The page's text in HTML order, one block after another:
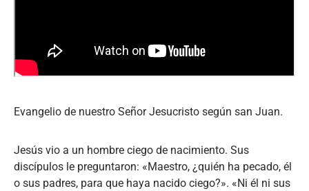
Evangelio de nuestro Señor Jesucristo según san Juan.
Jesús vio a un hombre ciego de nacimiento. Sus
discípulos le preguntaron: «Maestro, ¿quién ha pecado, él
o sus padres, para que haya nacido ciego?». «Ni él ni sus